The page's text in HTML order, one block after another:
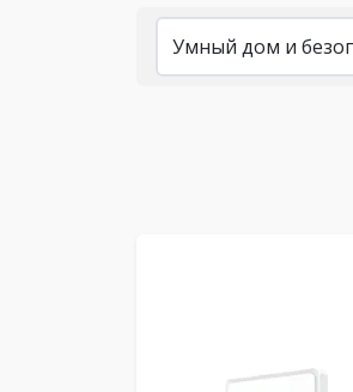
Каталог